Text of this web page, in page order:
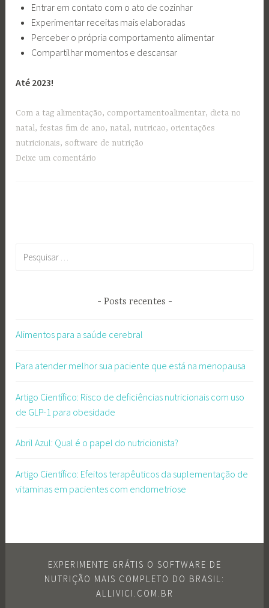
Entrar em contato com o ato de cozinhar
Experimentar receitas mais elaboradas
Perceber o própria comportamento alimentar
Compartilhar momentos e descansar
Até 2023!
Com a tag alimentação, comportamentoalimentar, dieta no
natal, festas fim de ano, natal, nutricao, orientações
nutricionais,software de nutrição
Deixe um comentário
Posts recentes
Alimentos para a saúde cerebral
Para atender melhor sua paciente que está na menopausa
Artigo Científico: Risco de deficiências nutricionais com uso
de GLP-1 para obesidade
Abril Azul: Qual é o papel do nutricionista?
Artigo Científico: Efeitos terapêuticos da suplementação de
vitaminas em pacientes com endometriose
EXPERIMENTE GRÁTIS O SOFTWARE DE
NUTRIÇÃO MAIS COMPLETO DO BRASIL:
ALLIVICI.COM.BR